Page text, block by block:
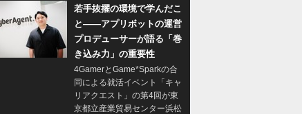
若手抜擢の環境で学んだこ
と――アプリボットの運営
プロデューサーが語る「巻
き込み力」の重要性
4GamerとGame*Sparkの合
同による就活イベント「キャ
リアクエスト」の第4回が東
京都立産業貿易センター浜松